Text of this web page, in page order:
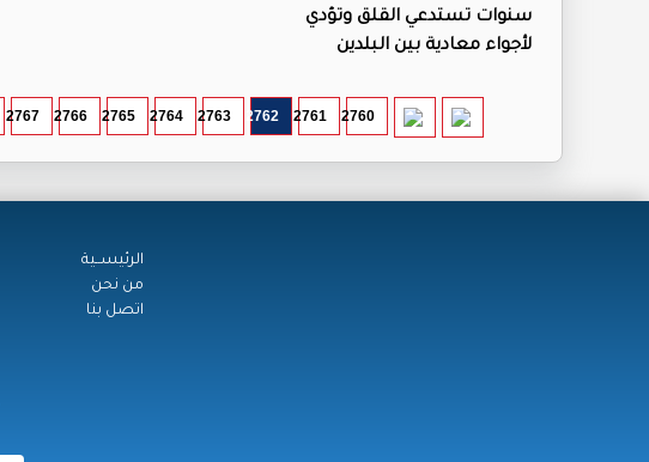
سنوات تستدعي القلق وتؤدي
لأجواء معادية بين البلدين
2760
2761
2762
2763
2764
2765
2766
2767
الرئيســية
من نحن
اتصل بنا